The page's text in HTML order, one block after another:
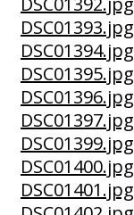
DSC01393.jpg
DSC01394.jpg
DSC01395.jpg
DSC01396.jpg
DSC01397.jpg
DSC01399.jpg
DSC01400.jpg
DSC01401.jpg